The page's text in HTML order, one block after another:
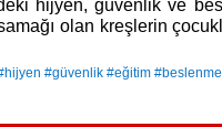
hijyen, güvenlik ve
olan kreşlerin
#güvenlik #eğitim